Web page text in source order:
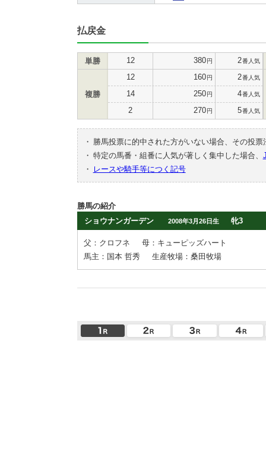
払戻金
単勝 12 380円 2番人気
複勝
12 160円 2番人気
14 250円 4番人気
2 270円 5番人気
・
勝馬投票に的中された方がいない場合、その投
・ 特定の馬番・組番に人気が著しく集中した場合、
・
レースや騎手等につく記号
勝馬の紹介
ショウナンガーデン
2008年3月26日生 牝3
父：クロフネ
母：キューピッズハート
馬主：国本 哲秀
生産牧場：桑田牧場